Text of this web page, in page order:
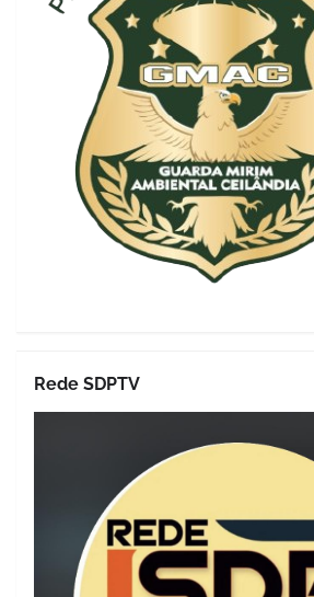
Rede SDPTV